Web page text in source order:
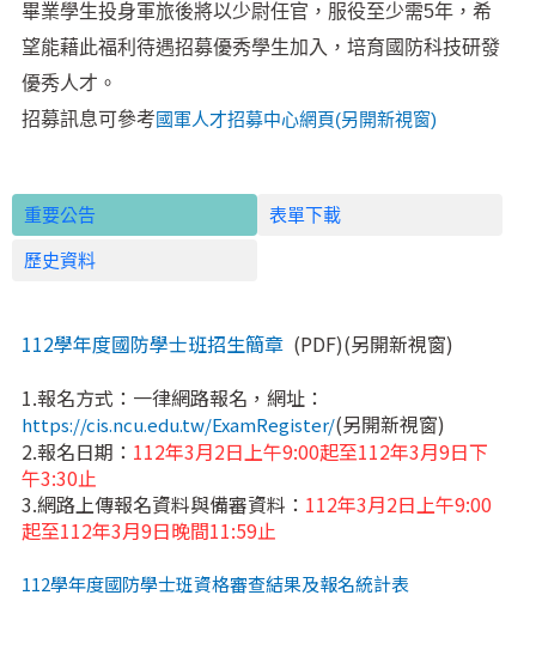
畢業學生投身軍旅後將以少尉任官，服役至少需5年，希
望能藉此福利待遇招募優秀學生加入，培育國防科技研發
優秀人才。
招募訊息可參考國軍人才招募中心網頁(另開新視窗)
重要公告
112學年度國防學士班招生簡章 (PDF)(另開新視窗)
1.報名方式：一律網路報名，網址：
https://cis.ncu.edu.tw/ExamRegister/(另開新視窗)
2.報名日期： 112年3月2日上午9:00起至112年3月9日下
午3:30止
3.網路上傳報名資料與備審資料： 112年3月2日上午9:00
起至112年3月9日晚間11:59止
112學年度國防學士班資格審查結果及報名統計表
表單下載
歷史資料